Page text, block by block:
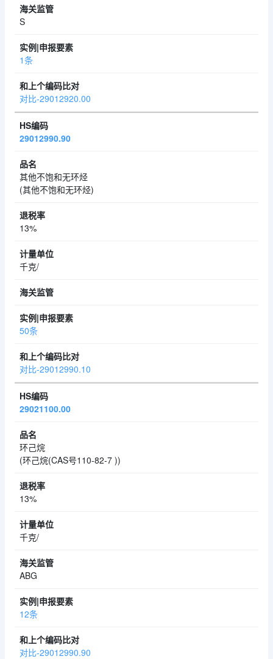
S
1条
对比-29012920.00
29012990.90
其他不饱和无环烃
(其他不饱和无环烃)
13%
千克/
50条
对比-29012990.10
29021100.00
环己烷
(环己烷(CAS号110-82-7 ))
13%
千克/
ABG
12条
对比-29012990.90